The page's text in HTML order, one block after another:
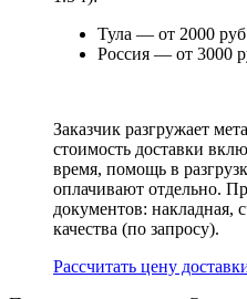
Тула — от 2000
Россия — от 3000
Заказчик разгружает
стоимость доставки
время, помощь в
оплачивают отдельно.
документов: накладная,
качества (по запросу).
Раcсчитать цену